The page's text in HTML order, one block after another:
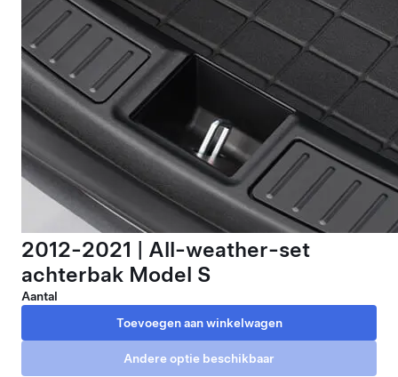
2012-2021 | All-weather-set
achterbak Model S
Aantal